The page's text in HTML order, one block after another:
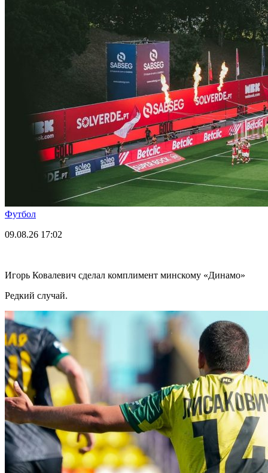
Футбол
09.08.26 17:02
Игорь Ковалевич сделал комплимент минскому «Динамо»
Редкий случай.